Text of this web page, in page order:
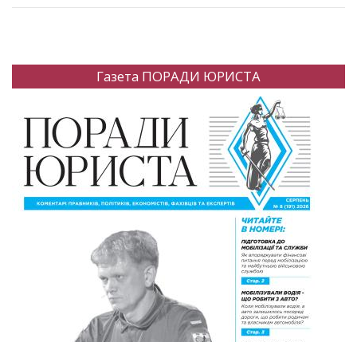
Газета ПОРАДИ ЮРИСТА